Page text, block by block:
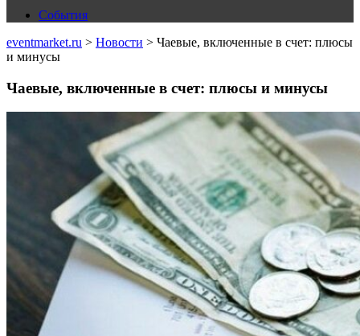
События
eventmarket.ru > Новости > Чаевые, включенные в счет: плюсы
и минусы
Чаевые, включенные в счет: плюсы и минусы